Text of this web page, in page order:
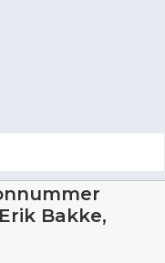
21. -
NAVALIA
er
Bakke,